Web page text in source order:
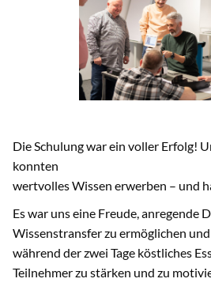
Die Schulung war ein voller Erfolg!
konnten
wertvolles Wissen erwerben – und
Es war uns eine Freude, anregende
Wissenstransfer zu ermöglichen und
während der zwei Tage köstliches
Teilnehmer zu stärken und zu